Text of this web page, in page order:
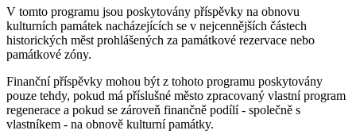
V tomto programu jsou poskytovány příspěvky na obnovu
kulturních památek nacházejících se v nejcennějších částech
historických měst prohlášených za památkové rezervace nebo
památkové zóny.
Finanční příspěvky mohou být z tohoto programu poskytovány
pouze tehdy, pokud má příslušné město zpracovaný vlastní program
regenerace a pokud se zároveň finančně podílí - společně s
vlastníkem - na obnově kulturní památky.